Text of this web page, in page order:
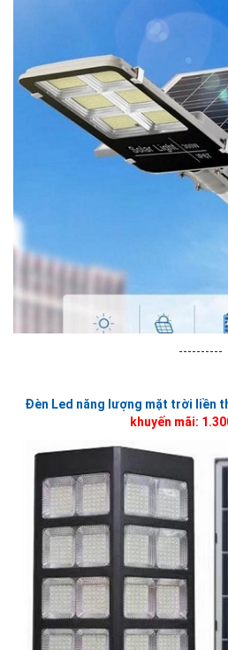
----------
Đèn Led năng lượng mặt trời liền
khuyến mãi: